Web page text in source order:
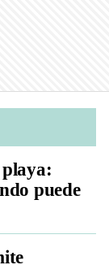
puede